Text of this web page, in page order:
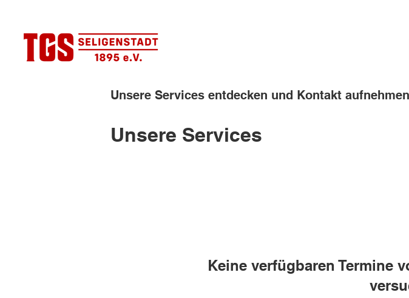
Unsere Services entdecken und Kontakt aufnehmen
Unsere Services
Keine verfügbaren Termine